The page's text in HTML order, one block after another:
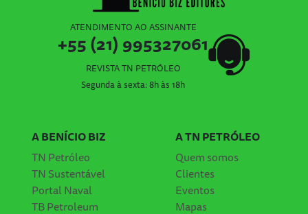
ATENDIMENTO AO ASSINANTE
+55 (21) 995327061
REVISTA TN PETRÓLEO
Segunda à sexta: 8h às 18h
A BENÍCIO BIZ
TN Petróleo
TN Sustentável
Portal Naval
TB Petroleum
A TN PETRÓLEO
Quem somos
Clientes
Eventos
Mapas